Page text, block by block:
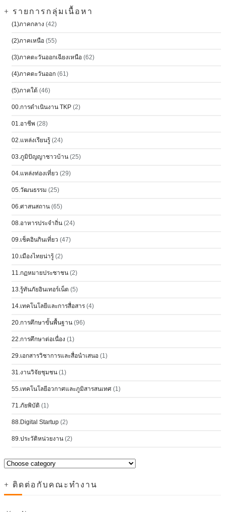
+ รายการกลุ่มเนื้อหา
(1)ภาคกลาง (42)
(2)ภาคเหนือ (55)
(3)ภาคตะวันออกเฉียงเหนือ (62)
(4)ภาคตะวันออก (61)
(5)ภาคใต้ (46)
00.การดำเนินงาน TKP (2)
01.อาชีพ (28)
02.แหล่งเรียนรู้ (24)
03.ภูมิปัญญาชาวบ้าน (25)
04.แหล่งท่องเที่ยว (29)
05.วัฒนธรรม (25)
06.ศาสนสถาน (65)
08.อาหารประจำถิ่น (24)
09.เช็คอินกินเที่ยว (47)
10.เมืองไทยน่ารู้ (2)
11.กฏหมายประชาชน (2)
13.รู้ทันภัยอินเทอร์เน็ต (5)
14.เทคโนโลยีและการสื่อสาร (4)
20.การศึกษาขั้นพื้นฐาน (96)
22.การศึกษาต่อเนื่อง (1)
29.เอกสารวิชาการและสื่อนำเสนอ (1)
31.งานวิจัยชุมชน (1)
55.เทคโนโลยีอวกาศและภูมิสารสนเทศ (1)
71.ภัยพิบัติ (1)
88.Digital Startup (2)
89.ประวัติหน่วยงาน (2)
+ ติดต่อกับคณะทำงาน